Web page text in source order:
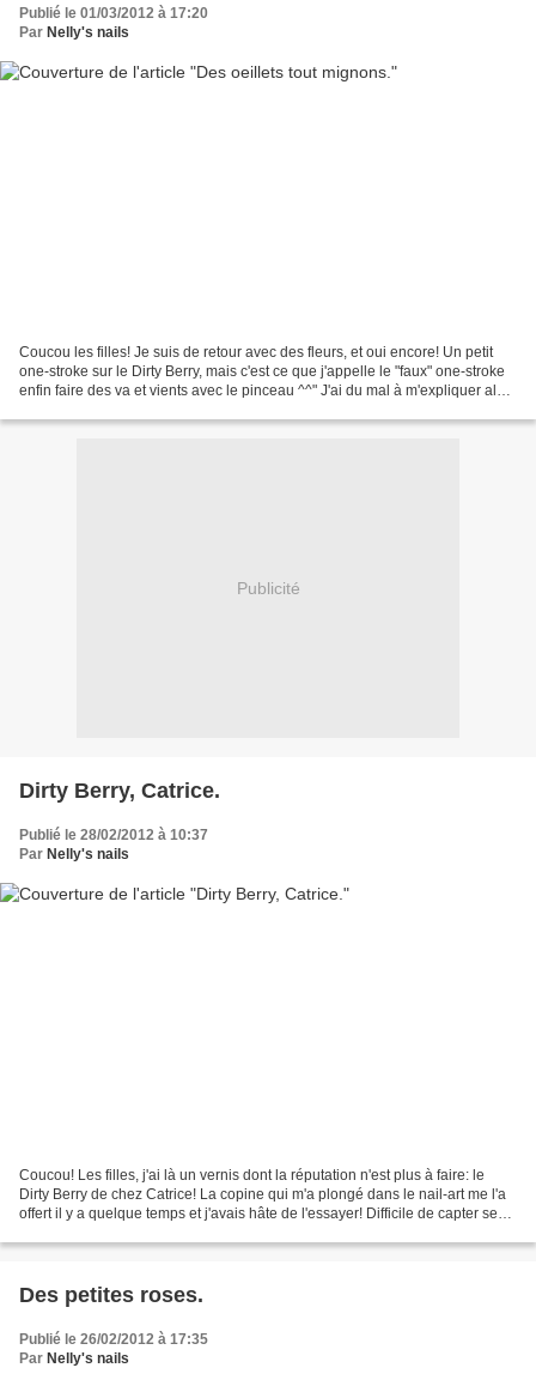
Publié le 01/03/2012 à 17:20
Par Nelly's nails
Coucou les filles! Je suis de retour avec des fleurs, et oui encore! Un petit
one-stroke sur le Dirty Berry, mais c'est ce que j'appelle le "faux" one-stroke
enfin faire des va et vients avec le pinceau ^^" J'ai du mal à m'expliquer alors
Publicité
Dirty Berry, Catrice.
Publié le 28/02/2012 à 10:37
Par Nelly's nails
Coucou! Les filles, j'ai là un vernis dont la réputation n'est plus à faire: le
Dirty Berry de chez Catrice! La copine qui m'a plongé dans le nail-art me l'a
offert il y a quelque temps et j'avais hâte de l'essayer! Difficile de capter ses
Des petites roses.
Publié le 26/02/2012 à 17:35
Par Nelly's nails